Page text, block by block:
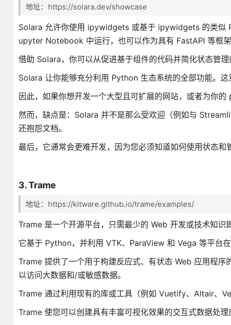
地址：https://solara.dev/showcase
Solara 允许你使用 ipywidgets 或基于 ipywidgets 的类似
upyter Notebook 中运行，也可以作为具有 FastAPI 等框架
借助 Solara，你可以从促进基于组件的代码并简化状态管
Solara 让你能够充分利用 Python 生态系统的全部功能。
因此，如果你想开发一个大型且可扩展的网站，或者为你
然而，缺点是：Solara 并不是那么受欢迎（例如与
还抱怨文档。
最后，它通常会更难开发，因为您必须知道如何使用状态和
3. Trame
地址：https://kitware.github.io/trame/examples/
Trame 是一个开源平台，只需最少的 Web 开发或技术知识
它基于 Python，并利用 VTK、ParaView 和 Vega 等平台
Trame 提供了一个用于构建反应式、有状态 Web 应用程
以访问大数据和/或敏感数据。
Trame 通过利用现有的库或工具（例如 Vuetify、Altair、
Trame 使您可以创建具有丰富可视化效果的交互式数据处理